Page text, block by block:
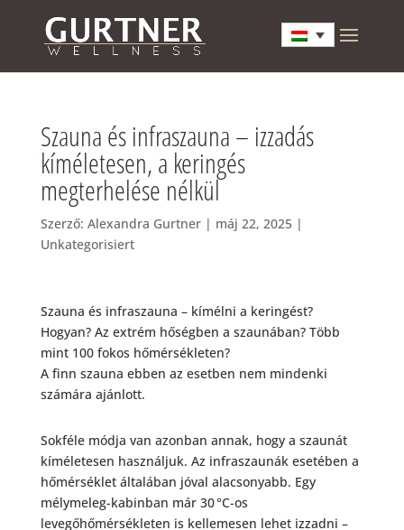
Szauna és infraszauna – izzadás
kíméletesen, a keringés
megterhelése nélkül
Szerző: Alexandra Gurtner| máj 22, 2025|
Unkategorisiert
Szauna és infraszauna – kímélni a keringést?
Hogyan? Az extrém hőségben a szaunában? Több
mint 100 fokos hőmérsékleten?
A finn szauna ebben az esetben nem mindenki
számára ajánlott.
Sokféle módja van azonban annak, hogy a szaunát
kíméletesen használjuk. Az infraszaunák esetében a
hőmérséklet általában jóval alacsonyabb. Egy
mélymeleg-kabinban már 30 °C-os
levegőhőmérsékleten is kellemesen lehet izzadni –